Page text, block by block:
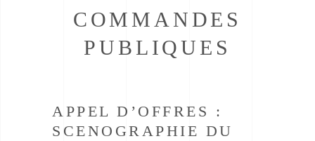
COMMANDES
PUBLIQUES
APPEL D’OFFRES :
SCENOGRAPHIE DU